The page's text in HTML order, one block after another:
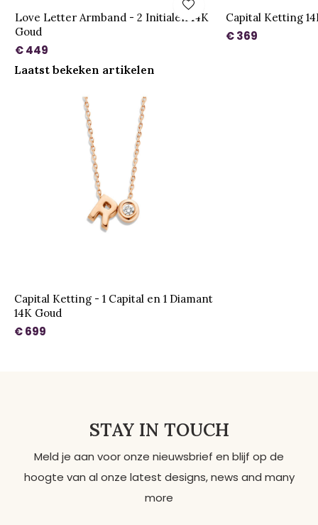
Love Letter Armband - 2 Initialen 14K
Goud
€ 449
Capital Ketting
€ 369
Laatst bekeken artikelen
Capital Ketting - 1 Capital en 1 Diamant
14K Goud
€ 699
STAY IN TOUCH
Meld je aan voor onze nieuwsbrief en blijf op de
hoogte van al onze latest designs, news and many
more